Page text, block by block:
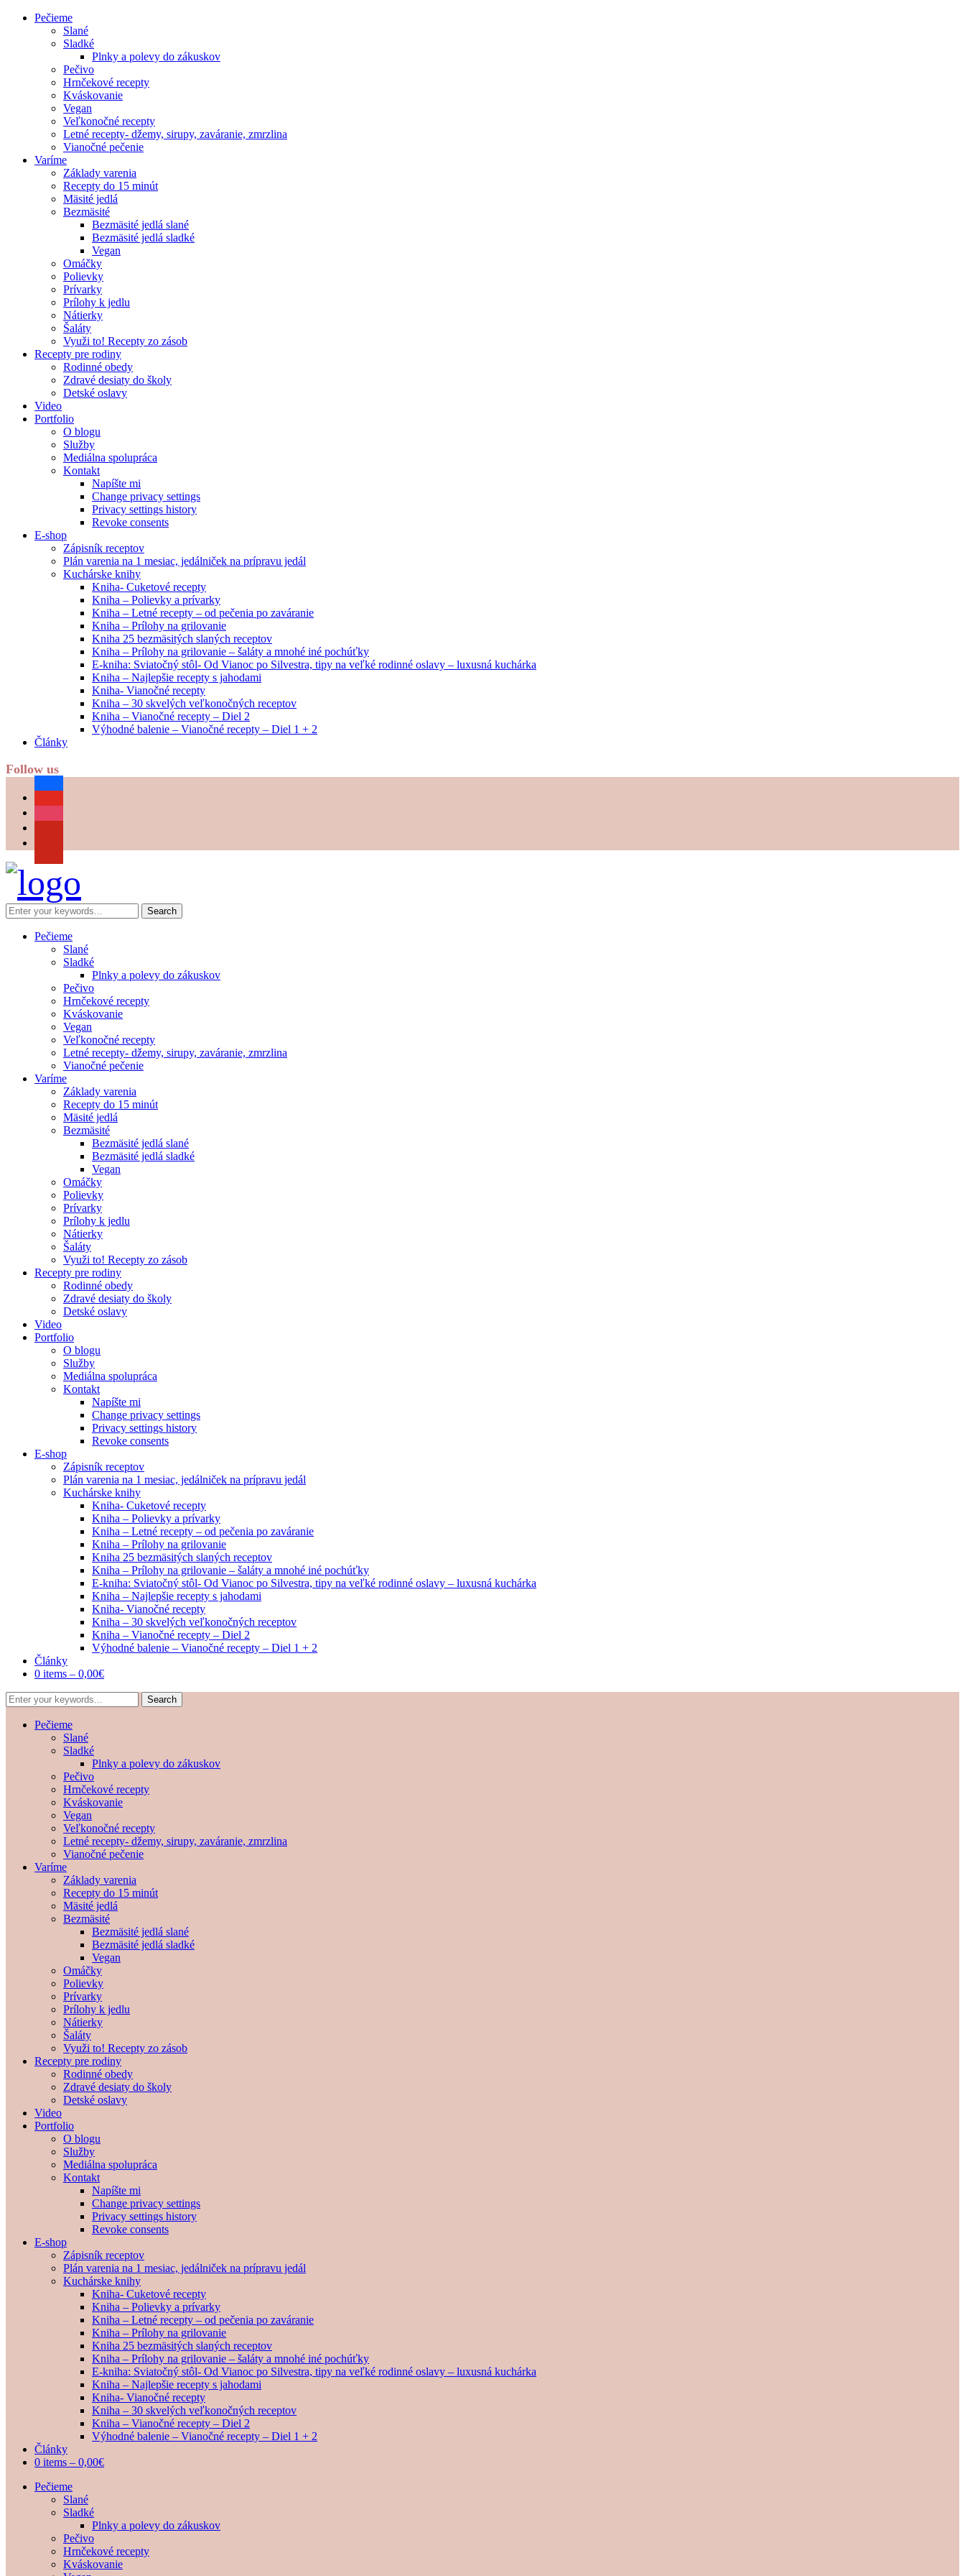
Pečieme
Slané
Sladké
Plnky a polevy do zákuskov
Pečivo
Hrnčekové recepty
Kváskovanie
Vegan
Veľkonočné recepty
Letné recepty- džemy, sirupy, zaváranie, zmrzlina
Vianočné pečenie
Varíme
Základy varenia
Recepty do 15 minút
Mäsité jedlá
Bezmäsité
Bezmäsité jedlá slané
Bezmäsité jedlá sladké
Vegan
Omáčky
Polievky
Prívarky
Prílohy k jedlu
Nátierky
Šaláty
Využi to! Recepty zo zásob
Recepty pre rodiny
Rodinné obedy
Zdravé desiaty do školy
Detské oslavy
Video
Portfolio
O blogu
Služby
Mediálna spolupráca
Kontakt
Napíšte mi
Change privacy settings
Privacy settings history
Revoke consents
E-shop
Zápisník receptov
Plán varenia na 1 mesiac, jedálniček na prípravu jedál
Kuchárske knihy
Kniha- Cuketové recepty
Kniha – Polievky a prívarky
Kniha – Letné recepty – od pečenia po zaváranie
Kniha – Prílohy na grilovanie
Kniha 25 bezmäsitých slaných receptov
Kniha – Prílohy na grilovanie – šaláty a mnohé iné pochúťky
E-kniha: Sviatočný stôl- Od Vianoc po Silvestra, tipy na veľké rodinné oslavy – luxusná kuchárka
Kniha – Najlepšie recepty s jahodami
Kniha- Vianočné recepty
Kniha – 30 skvelých veľkonočných receptov
Kniha – Vianočné recepty – Diel 2
Výhodné balenie – Vianočné recepty – Diel 1 + 2
Články
Follow us
Pečieme
Slané
Sladké
Plnky a polevy do zákuskov
Pečivo
Hrnčekové recepty
Kváskovanie
Vegan
Veľkonočné recepty
Letné recepty- džemy, sirupy, zaváranie, zmrzlina
Vianočné pečenie
Varíme
Základy varenia
Recepty do 15 minút
Mäsité jedlá
Bezmäsité
Bezmäsité jedlá slané
Bezmäsité jedlá sladké
Vegan
Omáčky
Polievky
Prívarky
Prílohy k jedlu
Nátierky
Šaláty
Využi to! Recepty zo zásob
Recepty pre rodiny
Rodinné obedy
Zdravé desiaty do školy
Detské oslavy
Video
Portfolio
O blogu
Služby
Mediálna spolupráca
Kontakt
Napíšte mi
Change privacy settings
Privacy settings history
Revoke consents
E-shop
Zápisník receptov
Plán varenia na 1 mesiac, jedálniček na prípravu jedál
Kuchárske knihy
Kniha- Cuketové recepty
Kniha – Polievky a prívarky
Kniha – Letné recepty – od pečenia po zaváranie
Kniha – Prílohy na grilovanie
Kniha 25 bezmäsitých slaných receptov
Kniha – Prílohy na grilovanie – šaláty a mnohé iné pochúťky
E-kniha: Sviatočný stôl- Od Vianoc po Silvestra, tipy na veľké rodinné oslavy – luxusná kuchárka
Kniha – Najlepšie recepty s jahodami
Kniha- Vianočné recepty
Kniha – 30 skvelých veľkonočných receptov
Kniha – Vianočné recepty – Diel 2
Výhodné balenie – Vianočné recepty – Diel 1 + 2
Články
0 items – 0,00€
Pečieme
Slané
Sladké
Plnky a polevy do zákuskov
Pečivo
Hrnčekové recepty
Kváskovanie
Vegan
Veľkonočné recepty
Letné recepty- džemy, sirupy, zaváranie, zmrzlina
Vianočné pečenie
Varíme
Základy varenia
Recepty do 15 minút
Mäsité jedlá
Bezmäsité
Bezmäsité jedlá slané
Bezmäsité jedlá sladké
Vegan
Omáčky
Polievky
Prívarky
Prílohy k jedlu
Nátierky
Šaláty
Využi to! Recepty zo zásob
Recepty pre rodiny
Rodinné obedy
Zdravé desiaty do školy
Detské oslavy
Video
Portfolio
O blogu
Služby
Mediálna spolupráca
Kontakt
Napíšte mi
Change privacy settings
Privacy settings history
Revoke consents
E-shop
Zápisník receptov
Plán varenia na 1 mesiac, jedálniček na prípravu jedál
Kuchárske knihy
Kniha- Cuketové recepty
Kniha – Polievky a prívarky
Kniha – Letné recepty – od pečenia po zaváranie
Kniha – Prílohy na grilovanie
Kniha 25 bezmäsitých slaných receptov
Kniha – Prílohy na grilovanie – šaláty a mnohé iné pochúťky
E-kniha: Sviatočný stôl- Od Vianoc po Silvestra, tipy na veľké rodinné oslavy – luxusná kuchárka
Kniha – Najlepšie recepty s jahodami
Kniha- Vianočné recepty
Kniha – 30 skvelých veľkonočných receptov
Kniha – Vianočné recepty – Diel 2
Výhodné balenie – Vianočné recepty – Diel 1 + 2
Články
0 items – 0,00€
Pečieme
Slané
Sladké
Plnky a polevy do zákuskov
Pečivo
Hrnčekové recepty
Kváskovanie